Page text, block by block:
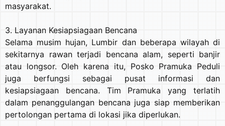
masyarakat.
3. Layanan Kesiapsiagaan Bencana
Selama musim hujan, Lumbir dan beberapa wilayah di
sekitarnya rawan terjadi bencana alam, seperti banjir
atau longsor. Oleh karena itu, Posko Pramuka Peduli
juga berfungsi sebagai pusat informasi dan
kesiapsiagaan bencana. Tim Pramuka yang terlatih
dalam penanggulangan bencana juga siap memberikan
pertolongan pertama di lokasi jika diperlukan.